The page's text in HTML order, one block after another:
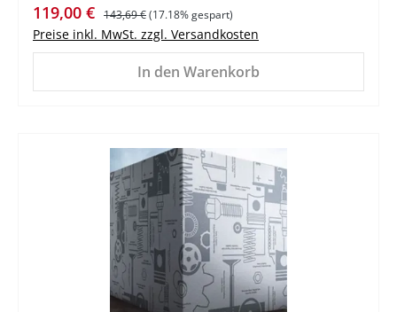
Verkaufspreis:
119,00 € Regulärer Preis:
143,69 €(17.18% gespart)
Preise inkl. MwSt. zzgl. Versandkosten
In den Warenkorb